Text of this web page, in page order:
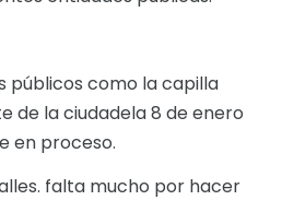
públicos como la capilla
de la ciudadela 8 de enero
en proceso.
falta mucho por hacer